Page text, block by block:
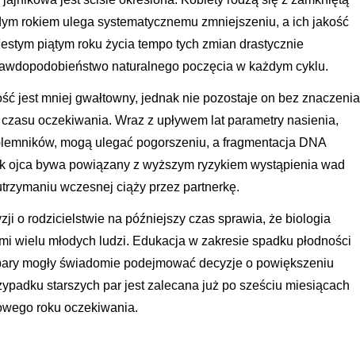
rokiem ulega systematycznemu zmniejszeniu, a ich jakość
piątym roku życia tempo tych zmian drastycznie
naturalnego poczęcia w każdym cyklu.
jest mniej gwałtowny, jednak nie pozostaje on bez znaczenia
oczekiwania. Wraz z upływem lat parametry nasienia,
mogą ulegać pogorszeniu, a fragmentacja DNA
ojca bywa powiązany z wyższym ryzykiem wystąpienia wad
wczesnej ciąży przez partnerkę.
o rodzicielstwie na późniejszy czas sprawia, że biologia
wielu młodych ludzi. Edukacja w zakresie spadku płodności
mogły świadomie podejmować decyzje o powiększeniu
starszych par jest zalecana już po sześciu miesiącach
roku oczekiwania.